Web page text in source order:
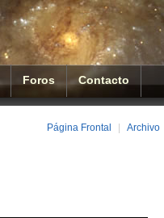
Foros Contacto
Página Frontal Archivo